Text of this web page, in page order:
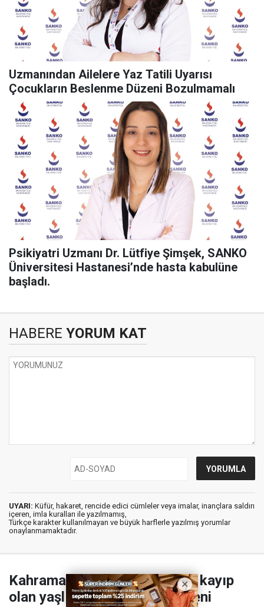
Uzmanından Ailelere Yaz Tatili Uyarısı
Çocukların Beslenme Düzeni Bozulmamalı
Psikiyatri Uzmanı Dr. Lütfiye Şimşek, SANKO
Üniversitesi Hastanesi’nde hasta kabulüne
başladı.
HABERE YORUM KAT
UYARI: Küfür, hakaret, rencide edici cümleler veya imalar, inançlara saldırı
içeren, imla kuralları ile yazılmamış,
Türkçe karakter kullanılmayan ve büyük harflerle yazılmış yorumlar
onaylanmamaktadır.
Kahramanmaraş’ta iki gündür kayıp
olan yaşlı adamın cansız bedeni